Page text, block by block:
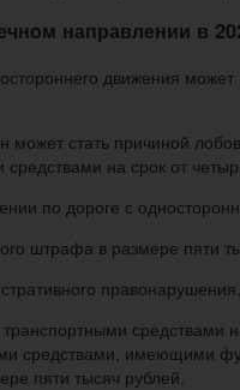
направлении в
движения
может стать причиной
средствами на срок от
по дороге с
штрафа в размере пяти
средствами, имеющими
пяти тысяч рублей.